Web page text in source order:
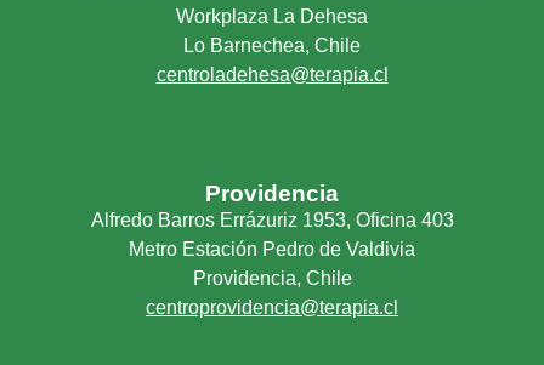
Workplaza La Dehesa
Lo Barnechea, Chile
centroladehesa@terapia.cl
Providencia
Alfredo Barros Errázuriz 1953, Oficina 403
Metro Estación Pedro de Valdivia
Providencia, Chile
centroprovidencia@terapia.cl